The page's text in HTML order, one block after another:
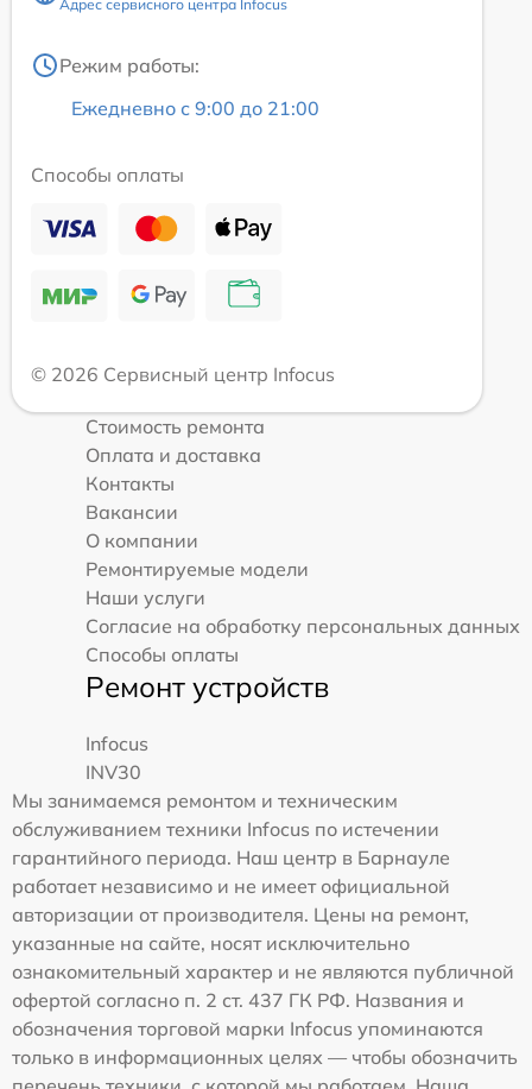
Адрес сервисного центра Infocus
Режим работы:
Ежедневно с 9:00 до 21:00
Способы оплаты
© 2026 Сервисный центр Infocus
Стоимость ремонта
Оплата и доставка
Контакты
Вакансии
О компании
Ремонтируемые модели
Наши услуги
Согласие на обработку персональных данных
Способы оплаты
Ремонт устройств
Infocus
INV30
Мы занимаемся ремонтом и техническим
обслуживанием техники Infocus по истечении
гарантийного периода. Наш центр в Барнауле
работает независимо и не имеет официальной
авторизации от производителя. Цены на ремонт,
указанные на сайте, носят исключительно
ознакомительный характер и не являются публичной
офертой согласно п. 2 ст. 437 ГК РФ. Названия и
обозначения торговой марки Infocus упоминаются
только в информационных целях — чтобы обозначить